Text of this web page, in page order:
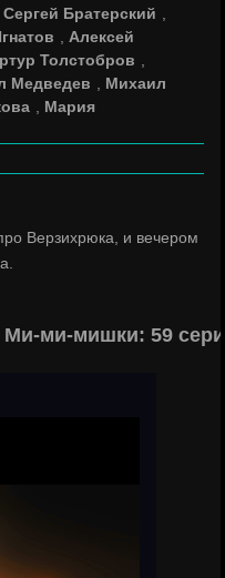
,Сергей Братерский
Алексей
Толстобров
Медведев
Михаил
Мария
Верзихрюка, и вечером
ми-мишки: 59